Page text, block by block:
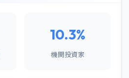
10.3%
機関投資家